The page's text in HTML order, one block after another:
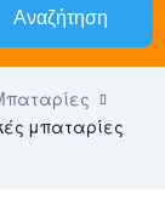
Αναζήτηση
μπαταρίες